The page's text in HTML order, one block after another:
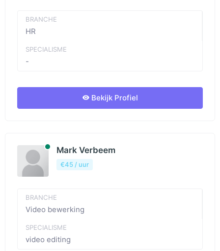
BRANCHE
HR
SPECIALISME
-
Bekijk Profiel
Beschibaar
Mark Verbeem
€45 / uur
BRANCHE
Video bewerking
SPECIALISME
video editing